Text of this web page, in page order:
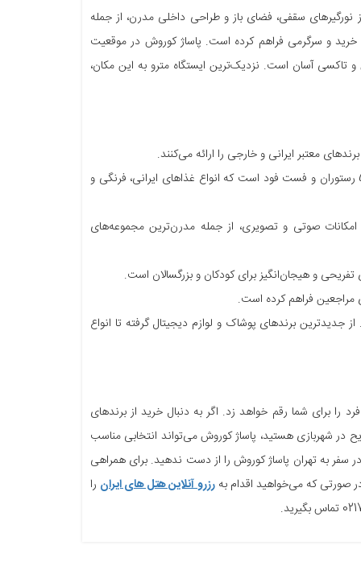
سقفی، فضای باز و طراحی داخلی مدرن، از جمله
و سرگرمی فراهم کرده است. پاساژ کوروش در موقعیت
آسان است. نزدیک‌ترین ایستگاه مترو به این مکان،
معتبر ایرانی و خارجی را ارائه می‌کنند.
فودکورت: فودکورت پاساژ کوروش با مساحتی حدود 5000 متر مربع، شامل بیش از 50 رستوران و فست فود است که انواع غذاهای ایرانی، فرنگی و
با 12 سالن مجهز به جدیدترین امکانات صوتی و تصویری، از جمله مدرن‌ترین مجموعه‌های
جدیدترین برندهای پوشاک و لوازم دیجیتال گرفته تا انواع
برای شما رقم خواهد زد. اگر به دنبال خرید از برندهای
در شهربازی هستید، پاساژ کوروش می‌تواند انتخابی مناسب
در سفر به تهران پاساژ کوروش را از دست ندهید. برای همراهی
صورتی که می‌خواهید اقدام بهرزرو آنلاین هتل های ایران را